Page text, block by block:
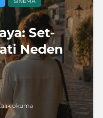
Set-
Neden
okuma